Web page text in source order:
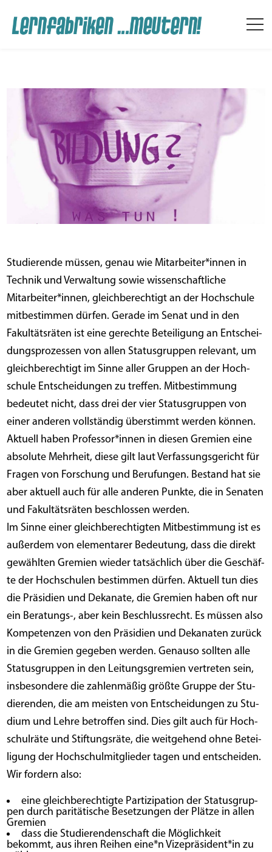
Studienfragen — Studierende
fragen. Gerechtigkeit
erfordert Demokratie
Stu­die­ren­de müs­sen, genau wie Mitarbeiter*innen in
Tech­nik und Ver­wal­tung sowie wis­sen­schaft­li­che
Mitarbeiter*innen, gleich­be­rech­tigt an der Hoch­schu­le
mit­be­stim­men dür­fen. Gera­de im Senat und in den
Fakul­täts­rä­ten ist eine gerech­te Betei­li­gung an Ent­schei­
dungs­pro­zes­sen von allen Sta­tus­grup­pen rele­vant, um
gleich­be­rech­tigt im Sin­ne aller Grup­pen an der Hoch­
schu­le Ent­schei­dun­gen zu tref­fen. Mit­be­stim­mung
bedeu­tet nicht, dass drei der vier Sta­tus­grup­pen von
einer ande­ren voll­stän­dig über­stimmt wer­den können.
Aktu­ell haben Professor*innen in die­sen Gre­mi­en eine
abso­lu­te Mehr­heit, die­se gilt laut Ver­fas­sungs­ge­richt für
Fra­gen von For­schung und Beru­fun­gen. Bestand hat sie
aber aktu­ell auch für alle ande­ren Punk­te, die in Sena­ten
und Fakul­täts­rä­ten beschlos­sen werden.
Im Sin­ne einer gleich­be­rech­tig­ten Mit­be­stim­mung ist es
außer­dem von ele­men­ta­rer Bedeu­tung, dass die direkt
gewähl­ten Gre­mi­en wie­der tat­säch­lich über die Geschäf­
te der Hoch­schu­len bestim­men dür­fen. Aktu­ell tun dies
die Prä­si­di­en und Deka­na­te, die Gre­mi­en haben oft nur
ein Beratungs‑, aber kein Beschluss­recht. Es müs­sen also
Kom­pe­ten­zen von den Prä­si­di­en und Deka­na­ten zurück
in die Gre­mi­en gege­ben wer­den. Genau­so soll­ten alle
Sta­tus­grup­pen in den Lei­tungs­gre­mi­en ver­tre­ten sein,
ins­be­son­de­re die zah­len­mä­ßig größ­te Grup­pe der Stu­
die­ren­den, die am meis­ten von Ent­schei­dun­gen zu Stu­
di­um und Leh­re betrof­fen sind. Dies gilt auch für Hoch­
schul­rä­te und Stif­tungs­rä­te, die weit­ge­hend ohne Betei­
li­gung der Hoch­schul­mit­glie­der tagen und entscheiden.
Wir for­dern also:
eine gleich­be­rech­tig­te Par­ti­zi­pa­ti­on der Sta­tus­grup­
pen durch pari­tä­ti­sche Beset­zun­gen der Plät­ze in allen
Gremien
dass die Stu­die­ren­den­schaft die Mög­lich­keit
bekommt, aus ihren Rei­hen eine*n Vizepräsident*in zu